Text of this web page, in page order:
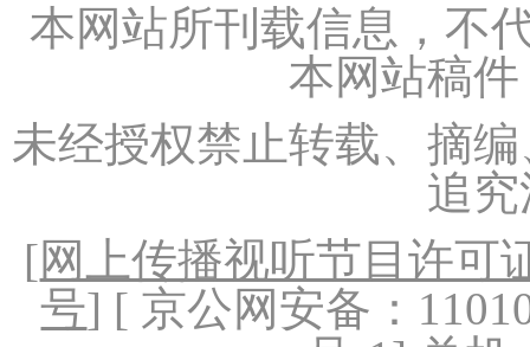
本网站所刊载信息，不
本网站稿
未经授权禁止转载、摘
追
[网上传播视听节目许可
号] [ 京公网安备：